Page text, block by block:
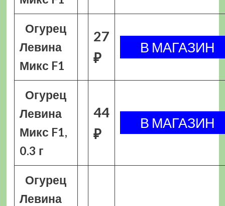
Огурец
Левина
Микс F1
27
₽
Огурец
Левина
Микс F1,
0.3 г
44
₽
Огурец
Левина